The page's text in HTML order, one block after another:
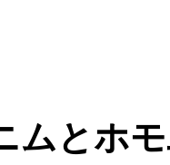
ムとホモ